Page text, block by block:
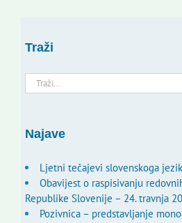
Traži
Traži...
Najave
Ljetni tečajevi slovenskoga
Obavijest o raspisivanju
Republike Slovenije – 24. travnja
Pozivnica – predstavljanje